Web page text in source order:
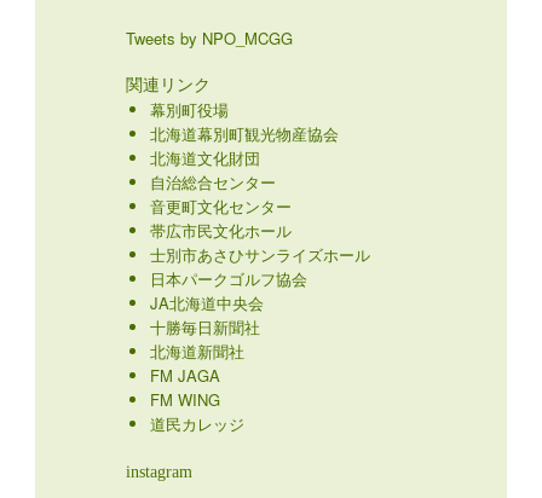
Tweets by NPO_MCGG
関連リンク
幕別町役場
北海道幕別町観光物産協会
北海道文化財団
自治総合センター
音更町文化センター
帯広市民文化ホール
士別市あさひサンライズホール
日本パークゴルフ協会
JA北海道中央会
十勝毎日新聞社
北海道新聞社
FM JAGA
FM WING
道民カレッジ
instagram